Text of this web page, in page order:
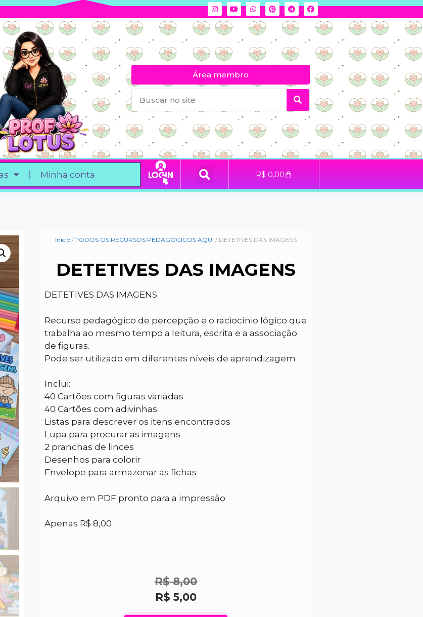
Área membro
Minha conta R$ 0,00
Início/ TODOS OS RECURSOS PEDAGÓGICOS AQUI / DETETIVES DAS IMAGENS
DETETIVES DAS IMAGENS
DETETIVES DAS IMAGENS
Recurso pedagógico de percepção e o raciocínio lógico que
trabalha ao mesmo tempo a leitura, escrita e a associação
de figuras.
Pode ser utilizado em diferentes níveis de aprendizagem
Inclui:
40 Cartões com figuras variadas
40 Cartões com adivinhas
Listas para descrever os itens encontrados
Lupa para procurar as imagens
2 pranchas de linces
Desenhos para colorir
Envelope para armazenar as fichas
Arquivo em PDF pronto para a impressão
Apenas R$ 8,00
R$8,00
R$ 5,00